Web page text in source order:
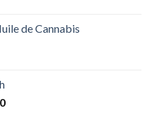
€350.00
de Cannabis
Plage